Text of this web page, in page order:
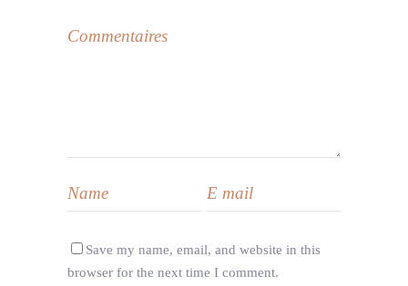
Save my name, email, and website in this
browser for the next time I comment.